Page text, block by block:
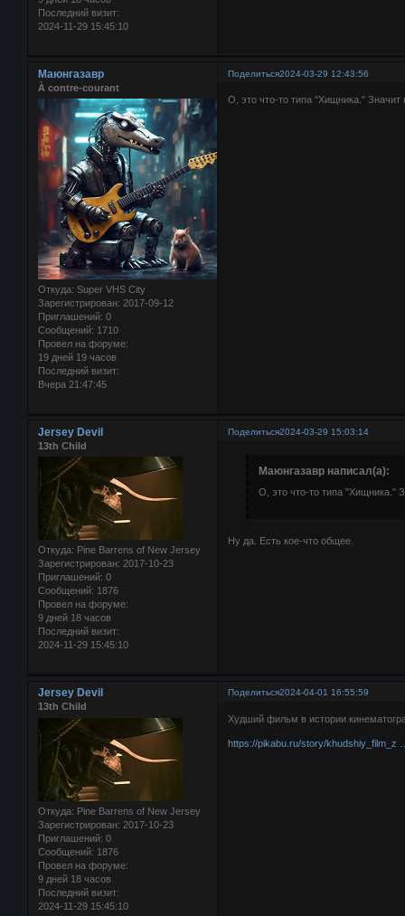
Последний визит:
2024-11-29 15:45:10
Поделиться2024-03-29 12:43:56
Маюнгазавр
À contre-courant
Откуда: Super VHS City
Зарегистрирован: 2017-09-12
Приглашений: 0
Сообщений: 1710
Провел на форуме:
19 дней 19 часов
Последний визит:
Вчера 21:47:45
О, это что-то типа "Хищника." Значит
Поделиться2024-03-29 15:03:14
Jersey Devil
13th Child
Откуда: Pine Barrens of New Jersey
Зарегистрирован: 2017-10-23
Приглашений: 0
Сообщений: 1876
Провел на форуме:
9 дней 18 часов
Последний визит:
2024-11-29 15:45:10
Маюнгазавр написал(а):
О, это что-то типа "Хищника."
Ну да. Есть кое-что общее.
Поделиться2024-04-01 16:55:59
Jersey Devil
13th Child
Откуда: Pine Barrens of New Jersey
Зарегистрирован: 2017-10-23
Приглашений: 0
Сообщений: 1876
Провел на форуме:
9 дней 18 часов
Последний визит:
2024-11-29 15:45:10
Худший фильм в истории
https://pikabu.ru/story/khudshiy_film_z